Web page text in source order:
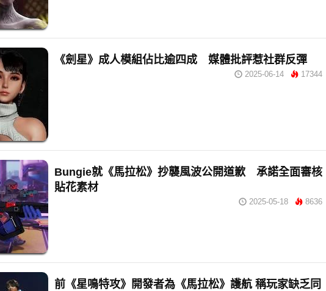
《劍星》成人模組佔比逾四成 媒體批評惹社群反彈
2025-06-14 17344
Bungie就《馬拉松》抄襲風波公開道歉 承諾全面審核
貼花素材
2025-05-18 8636
前《星鳴特攻》開發者為《馬拉松》護航 稱玩家缺乏同